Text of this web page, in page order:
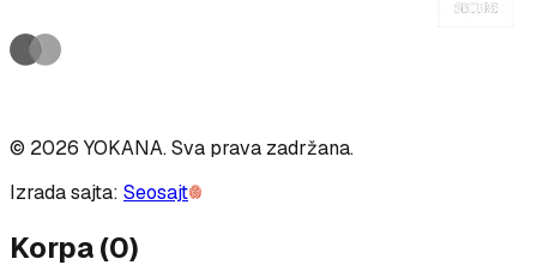
© 2026 YOKANA.Sva prava zadržana.
Izrada sajta: Seosajt
Korpa(0)